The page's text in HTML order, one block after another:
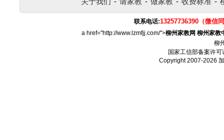
联系电话:13257736390（微信
a href="http://www.lzmfjj.com/">柳州家教网 柳州家教
柳
国家工信部备案许可
Copyright 2007-2026